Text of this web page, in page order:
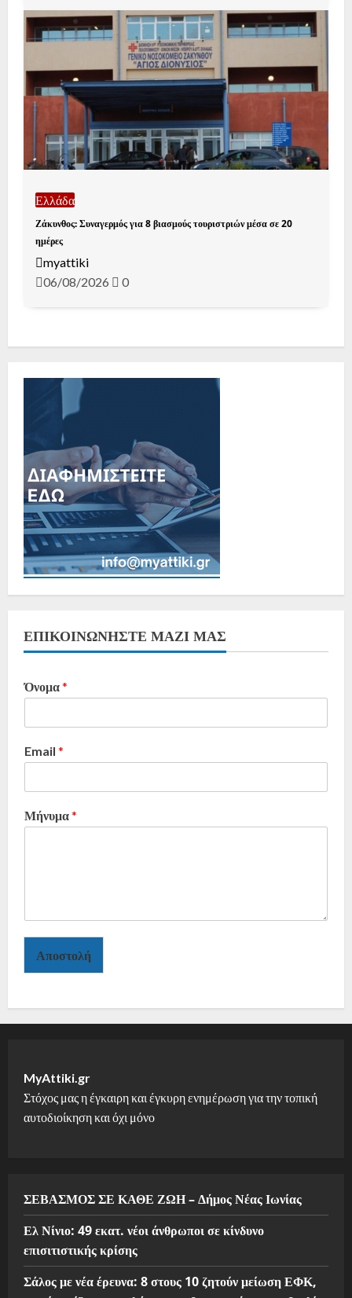
Ελλάδα
Ζάκυνθος: Συναγερμός για 8 βιασμούς τουριστριών μέσα σε 20
ημέρες
myattiki
06/08/2026
0
ΕΠΙΚΟΙΝΩΝΗΣΤΕ ΜΑΖΙ ΜΑΣ
Όνομα*
Email *
Μήνυμα*
Αποστολή
MyAttiki.gr
Στόχος μας η έγκαιρη και έγκυρη ενημέρωση για την τοπική
αυτοδιοίκηση και όχι μόνο
ΣΕΒΑΣΜΟΣ ΣΕ ΚΑΘΕ ΖΩΗ – Δήμος Νέας Ιωνίας
Ελ Νίνιο: 49 εκατ. νέοι άνθρωποι σε κίνδυνο
επισιτιστικής κρίσης
Σάλος με νέα έρευνα: 8 στους 10 ζητούν μείωση ΕΦΚ,